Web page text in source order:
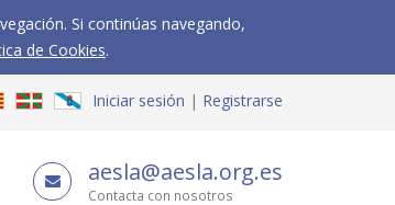
Si continúas navegando,
de Cookies.
Iniciar sesión Registrarse
aesla@aesla.org.es
Contacta con nosotros